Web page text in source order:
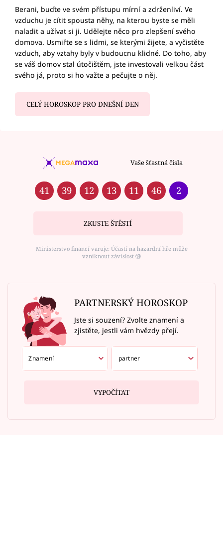
Berani, buďte ve svém přístupu mírní a zdrženliví. Ve
vzduchu je cítit spousta něhy, na kterou byste se měli
naladit a užívat si ji. Udělejte něco pro zlepšení svého
domova. Usmiřte se s lidmi, se kterými žijete, a vyčistěte
vzduch, aby vztahy byly v budoucnu klidné. Do toho, aby
se váš domov stal útočištěm, jste investovali velkou část
svého já, proto si ho važte a pečujte o něj.
CELÝ HOROSKOP PRO DNEŠNÍ DEN
Vaše šťastná čísla
41 39 12 13 11 46 2
ZKUSTE ŠTĚSTÍ
Ministerstvo financí varuje: Účastí na hazardní hře může
vzniknout závislost ⑱
PARTNERSKÝ HOROSKOP
Jste si souzení? Zvolte znamení a
zjistěte, jestli vám hvězdy přejí.
VYPOČÍTAT